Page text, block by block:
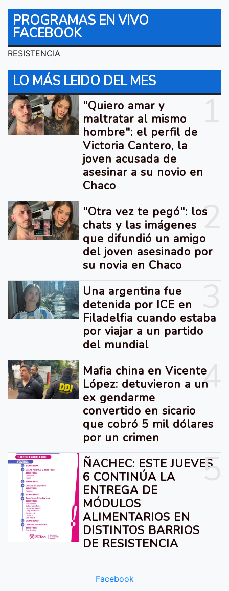
PROGRAMAS EN VIVO
FACEBOOK
RESISTENCIA
LO MÁS LEIDO DEL MES
"Quiero amar y
maltratar al mismo
hombre": el perfil de
Victoria Cantero, la
joven acusada de
asesinar a su novio en
Chaco
2
"Otra vez te pegó": los
chats y las imágenes
que difundió un amigo
del joven asesinado por
su novia en Chaco
Una argentina fue
detenida por ICE en
Filadelfia cuando estaba
por viajar a un partido
del mundial
4
Mafia china en Vicente
López: detuvieron a un
ex gendarme
convertido en sicario
que cobró 5 mil dólares
por un crimen
5
ÑACHEC: ESTE JUEVES
6 CONTINÚA LA
ENTREGA DE
MÓDULOS
ALIMENTARIOS EN
DISTINTOS BARRIOS
DE RESISTENCIA
Facebook